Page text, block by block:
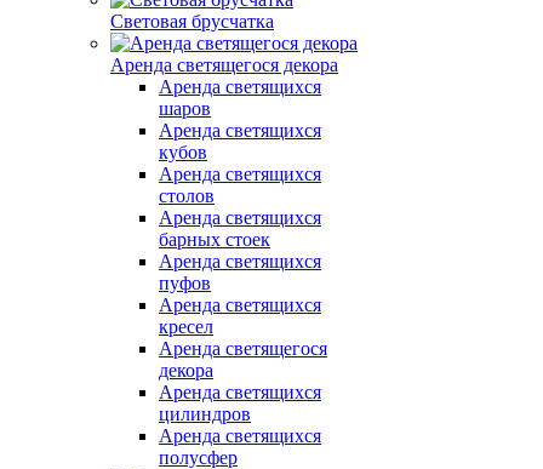
Световая брусчатка
Аренда светящегося декора
Аренда светящихся
шаров
Аренда светящихся
кубов
Аренда светящихся
столов
Аренда светящихся
барных стоек
Аренда светящихся
пуфов
Аренда светящихся
кресел
Аренда светящегося
декора
Аренда светящихся
цилиндров
Аренда светящихся
полусфер